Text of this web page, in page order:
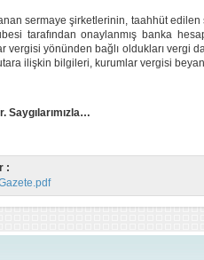
sermaye şirketlerinin, taahhüt edilen
tarafından onaylanmış banka
vergisi yönünden bağlı oldukları vergi
ilişkin bilgileri, kurumlar vergisi
Saygılarımızla…
: